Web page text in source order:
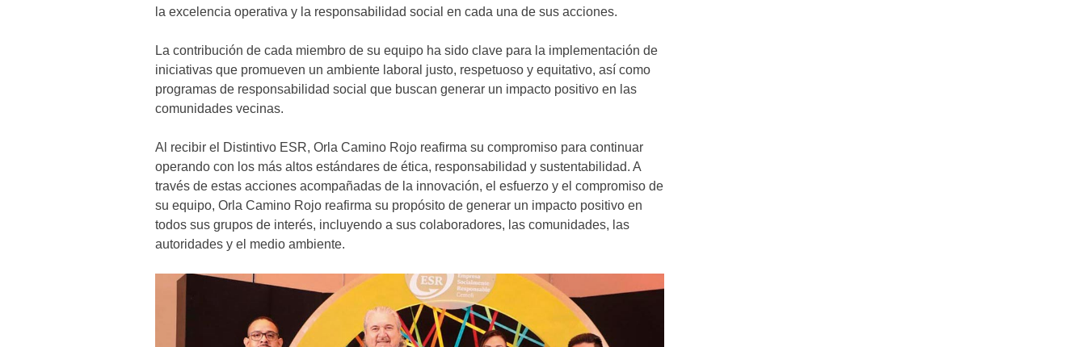
la excelencia operativa y la responsabilidad social en cada una de sus acciones.
La contribución de cada miembro de su equipo ha sido clave para la implementación de
iniciativas que promueven un ambiente laboral justo, respetuoso y equitativo, así como
programas de responsabilidad social que buscan generar un impacto positivo en las
comunidades vecinas.
Al recibir el Distintivo ESR, Orla Camino Rojo reafirma su compromiso para continuar
operando con los más altos estándares de ética, responsabilidad y sustentabilidad. A
través de estas acciones acompañadas de la innovación, el esfuerzo y el compromiso de
su equipo, Orla Camino Rojo reafirma su propósito de generar un impacto positivo en
todos sus grupos de interés, incluyendo a sus colaboradores, las comunidades, las
autoridades y el medio ambiente.